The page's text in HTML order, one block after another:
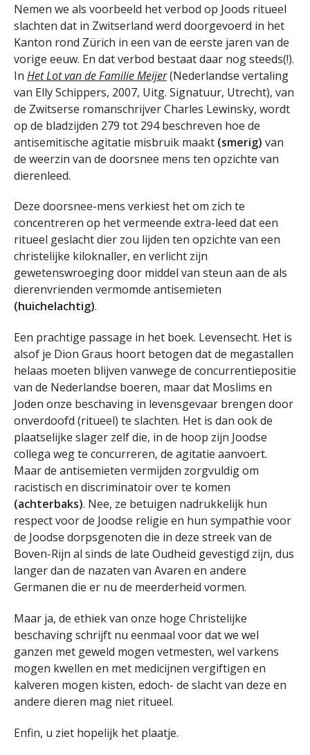
Nemen we als voorbeeld het verbod op Joods ritueel
slachten dat in Zwitserland werd doorgevoerd in het
Kanton rond Zürich in een van de eerste jaren van de
vorige eeuw. En dat verbod bestaat daar nog steeds(!).
In Het Lot van de Familie Meijer(Nederlandse vertaling
van Elly Schippers, 2007, Uitg. Signatuur, Utrecht), van
de Zwitserse romanschrijver Charles Lewinsky, wordt
op de bladzijden 279 tot 294 beschreven hoe de
antisemitische agitatie misbruik maakt (smerig) van
de weerzin van de doorsnee mens ten opzichte van
dierenleed.
Deze doorsnee-mens verkiest het om zich te
concentreren op het vermeende extra-leed dat een
ritueel geslacht dier zou lijden ten opzichte van een
christelijke kiloknaller, en verlicht zijn
gewetenswroeging door middel van steun aan de als
dierenvrienden vermomde antisemieten
(huichelachtig).
Een prachtige passage in het boek. Levensecht. Het is
alsof je Dion Graus hoort betogen dat de megastallen
helaas moeten blijven vanwege de concurrentiepositie
van de Nederlandse boeren, maar dat Moslims en
Joden onze beschaving in levensgevaar brengen door
onverdoofd (ritueel) te slachten. Het is dan ook de
plaatselijke slager zelf die, in de hoop zijn Joodse
collega weg te concurreren, de agitatie aanvoert.
Maar de antisemieten vermijden zorgvuldig om
racistisch en discriminatoir over te komen
(achterbaks). Nee, ze betuigen nadrukkelijk hun
respect voor de Joodse religie en hun sympathie voor
de Joodse dorpsgenoten die in deze streek van de
Boven-Rijn al sinds de late Oudheid gevestigd zijn, dus
langer dan de nazaten van Avaren en andere
Germanen die er nu de meerderheid vormen.
Maar ja, de ethiek van onze hoge Christelijke
beschaving schrijft nu eenmaal voor dat we wel
ganzen met geweld mogen vetmesten, wel varkens
mogen kwellen en met medicijnen vergiftigen en
kalveren mogen kisten, edoch- de slacht van deze en
andere dieren mag niet ritueel.
Enfin, u ziet hopelijk het plaatje.